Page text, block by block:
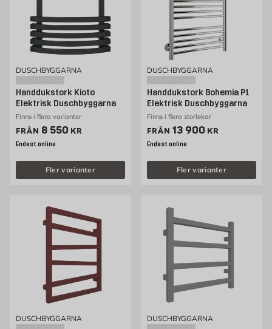
DUSCHBYGGARNA
Handdukstork Kioto
Elektrisk Duschbyggarna
Finns i flera varianter
FRÅN Pris 8550 kr
8 550 KR
Endast online
Fler varianter
DUSCHBYGGARNA
Handdukstork Bohemia P1
Elektrisk Duschbyggarna
Finns i flera storlekar
FRÅN Pris 13900 kr
13 900 KR
Endast online
Fler varianter
DUSCHBYGGARNA DUSCHBYGGARNA